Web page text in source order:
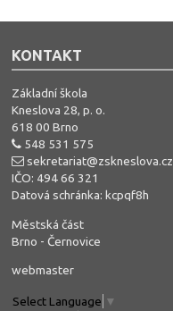
KONTAKT
Základní škola
Kneslova 28, p. o.
618 00 Brno
548 531 575
sekretariat@zskneslova.cz
IČO: 494 66 321
Datová schránka: kcpqf8h
Městská část
Brno - Černovice
webmaster
Select Language ▼